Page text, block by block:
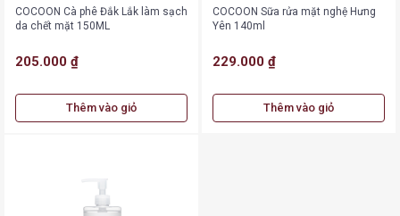
COCOON Cà phê Đắk Lắk làm sạch
da chết mặt 150ML
205.000 ₫
Thêm vào giỏ
COCOON Sữa rửa mặt nghệ Hưng
Yên 140ml
229.000 ₫
Thêm vào giỏ